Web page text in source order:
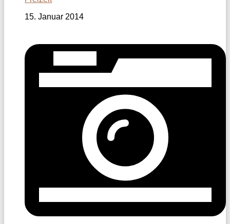
15. Januar 2014